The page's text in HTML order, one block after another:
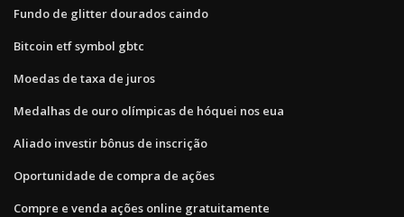
Fundo de glitter dourados caindo
Bitcoin etf symbol gbtc
Moedas de taxa de juros
Medalhas de ouro olímpicas de hóquei nos eua
Aliado investir bônus de inscrição
Oportunidade de compra de ações
Compre e venda ações online gratuitamente